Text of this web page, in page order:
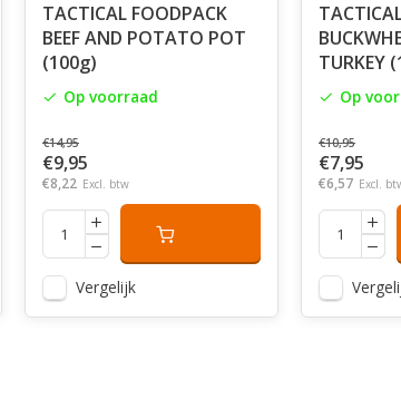
TACTICAL FOODPACK
BEEF AND POTATO POT
(100g)
Op voorraad
€14,95
€9,95
€8,22 Excl. btw
Vergelijk
TURKEY
Op
€10,95
€7,95
€6,57 Excl.